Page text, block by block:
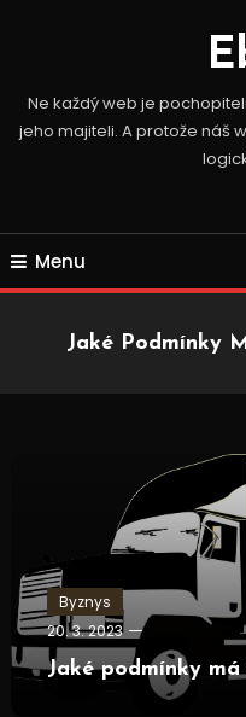
Ne každý web je
jeho majiteli. A protože náš
Menu
Jaké Podmínky
Byznys
20. 3. 2023
Jaké podmínky